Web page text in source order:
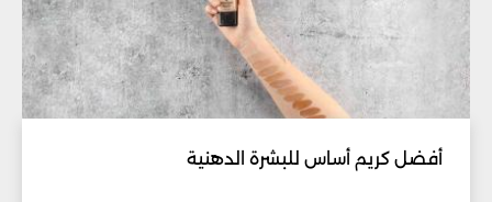
أفضل كريم أساس للبشرة الدهنية